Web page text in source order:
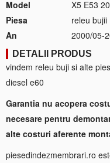
Model
X5 E53
Piesa
releu bujii
An
2000/05-
DETALII PRODUS
vindem releu buji si alte
diesel e60
Garantia nu acopera
necesare pentru
alte costuri aferente
piesedindezmembrari.ro